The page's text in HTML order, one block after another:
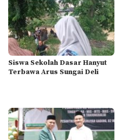
Siswa Sekolah Dasar Hanyut
Terbawa Arus Sungai Deli